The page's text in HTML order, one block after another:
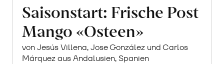
Saisonstart: Frische Post
Mango «Osteen»
von Jesús Villena, Jose González und Carlos
Márquez aus Andalusien, Spanien